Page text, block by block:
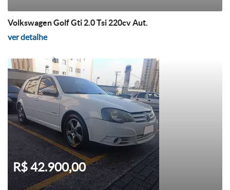
Volkswagen Golf Gti 2.0 Tsi 220cv Aut.
ver detalhe
R$ 42.900,00